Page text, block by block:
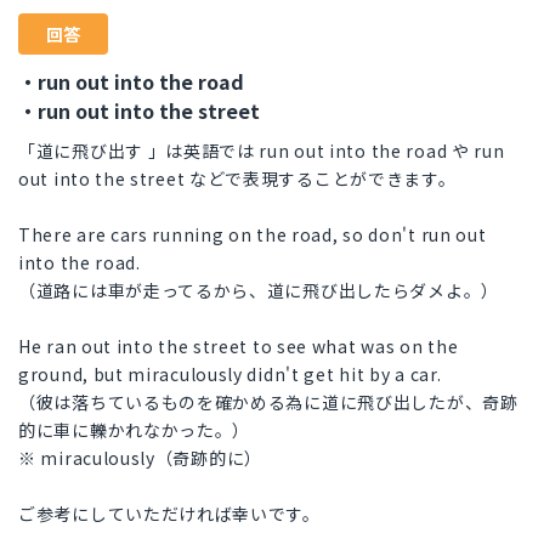
回答
・run out into the road
・run out into the street
「道に飛び出す 」は英語では run out into the road や run
out into the street などで表現することができます。
There are cars running on the road, so don't run out
into the road.
（道路には車が走ってるから、道に飛び出したらダメよ。）
He ran out into the street to see what was on the
ground, but miraculously didn't get hit by a car.
（彼は落ちているものを確かめる為に道に飛び出したが、奇跡
的に車に轢かれなかった。）
※ miraculously（奇跡的に）
ご参考にしていただければ幸いです。